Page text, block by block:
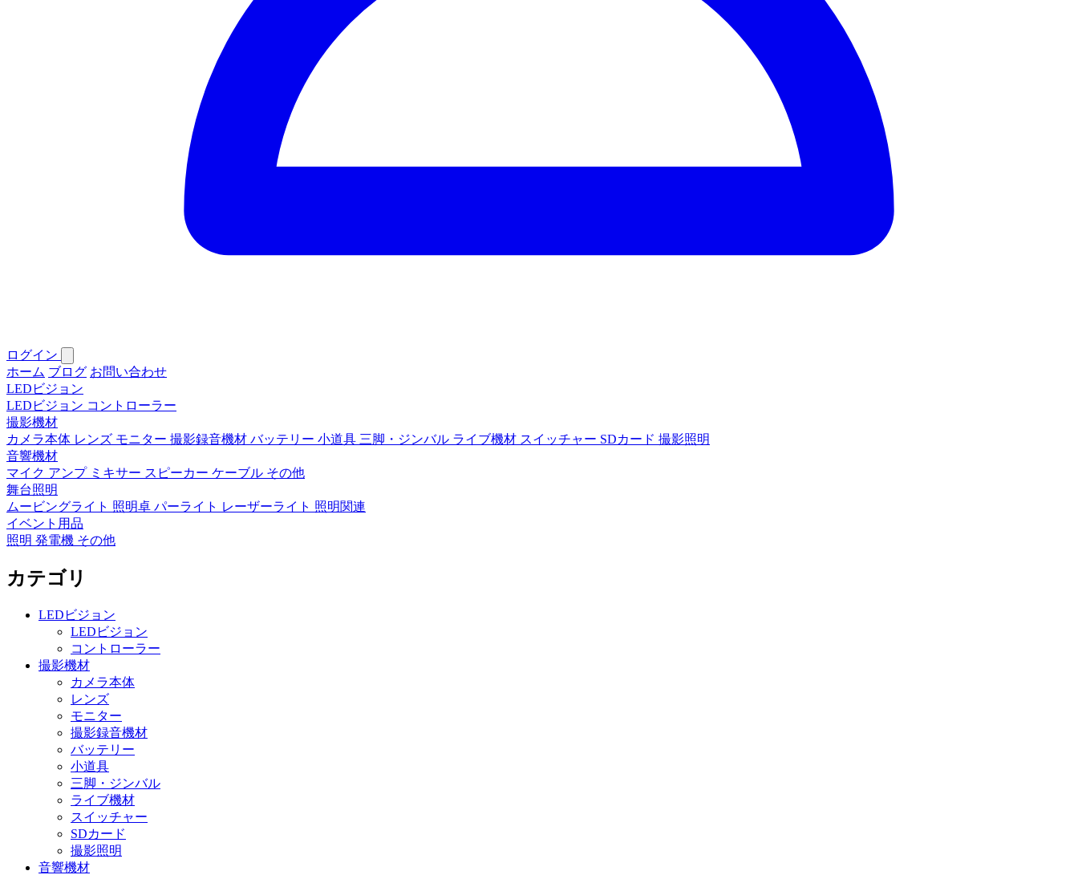
ログイン
ホーム ブログ お問い合わせ
LEDビジョン
LEDビジョン コントローラー
撮影機材
カメラ本体 レンズ モニター 撮影録音機材 バッテリー 小道具 三脚・ジンバル ライブ機材 スイッチャー SDカード 撮影照明
音響機材
マイク アンプ ミキサー スピーカー ケーブル その他
舞台照明
ムービングライト 照明卓 パーライト レーザーライト 照明関連
イベント用品
照明 発電機 その他
カテゴリ
LEDビジョン
LEDビジョン
コントローラー
撮影機材
カメラ本体
レンズ
モニター
撮影録音機材
バッテリー
小道具
三脚・ジンバル
ライブ機材
スイッチャー
SDカード
撮影照明
音響機材